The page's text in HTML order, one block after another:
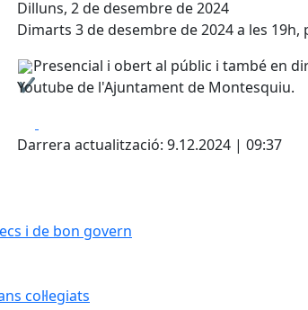
Dilluns, 2 de desembre de 2024
Dimarts 3 de desembre de 2024 a les
Presencial i obert al públic i també en
Youtube de l'Ajuntament de Montesquiu.
Darrera actualització: 9.12.2024 | 09:37
i de bon govern
col·legiats